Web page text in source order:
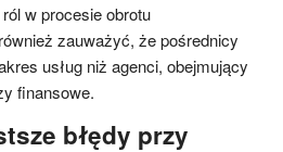
w procesie obrotu
zauważyć, że pośrednicy
usług niż agenci, obejmujący
finansowe.
błędy przy